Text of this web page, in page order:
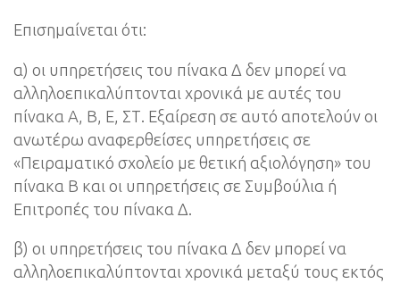
Επισημαίνεται ότι:
α) οι υπηρετήσεις του πίνακα Δ δεν μπορεί να
αλληλοεπικαλύπτονται χρονικά με αυτές του
πίνακα Α, Β, Ε, ΣΤ. Εξαίρεση σε αυτό αποτελούν οι
ανωτέρω αναφερθείσες υπηρετήσεις σε
«Πειραματικό σχολείο με θετική αξιολόγηση» του
πίνακα Β και οι υπηρετήσεις σε Συμβούλια ή
Επιτροπές του πίνακα Δ.
β) οι υπηρετήσεις του πίνακα Δ δεν μπορεί να
αλληλοεπικαλύπτονται χρονικά μεταξύ τους εκτός